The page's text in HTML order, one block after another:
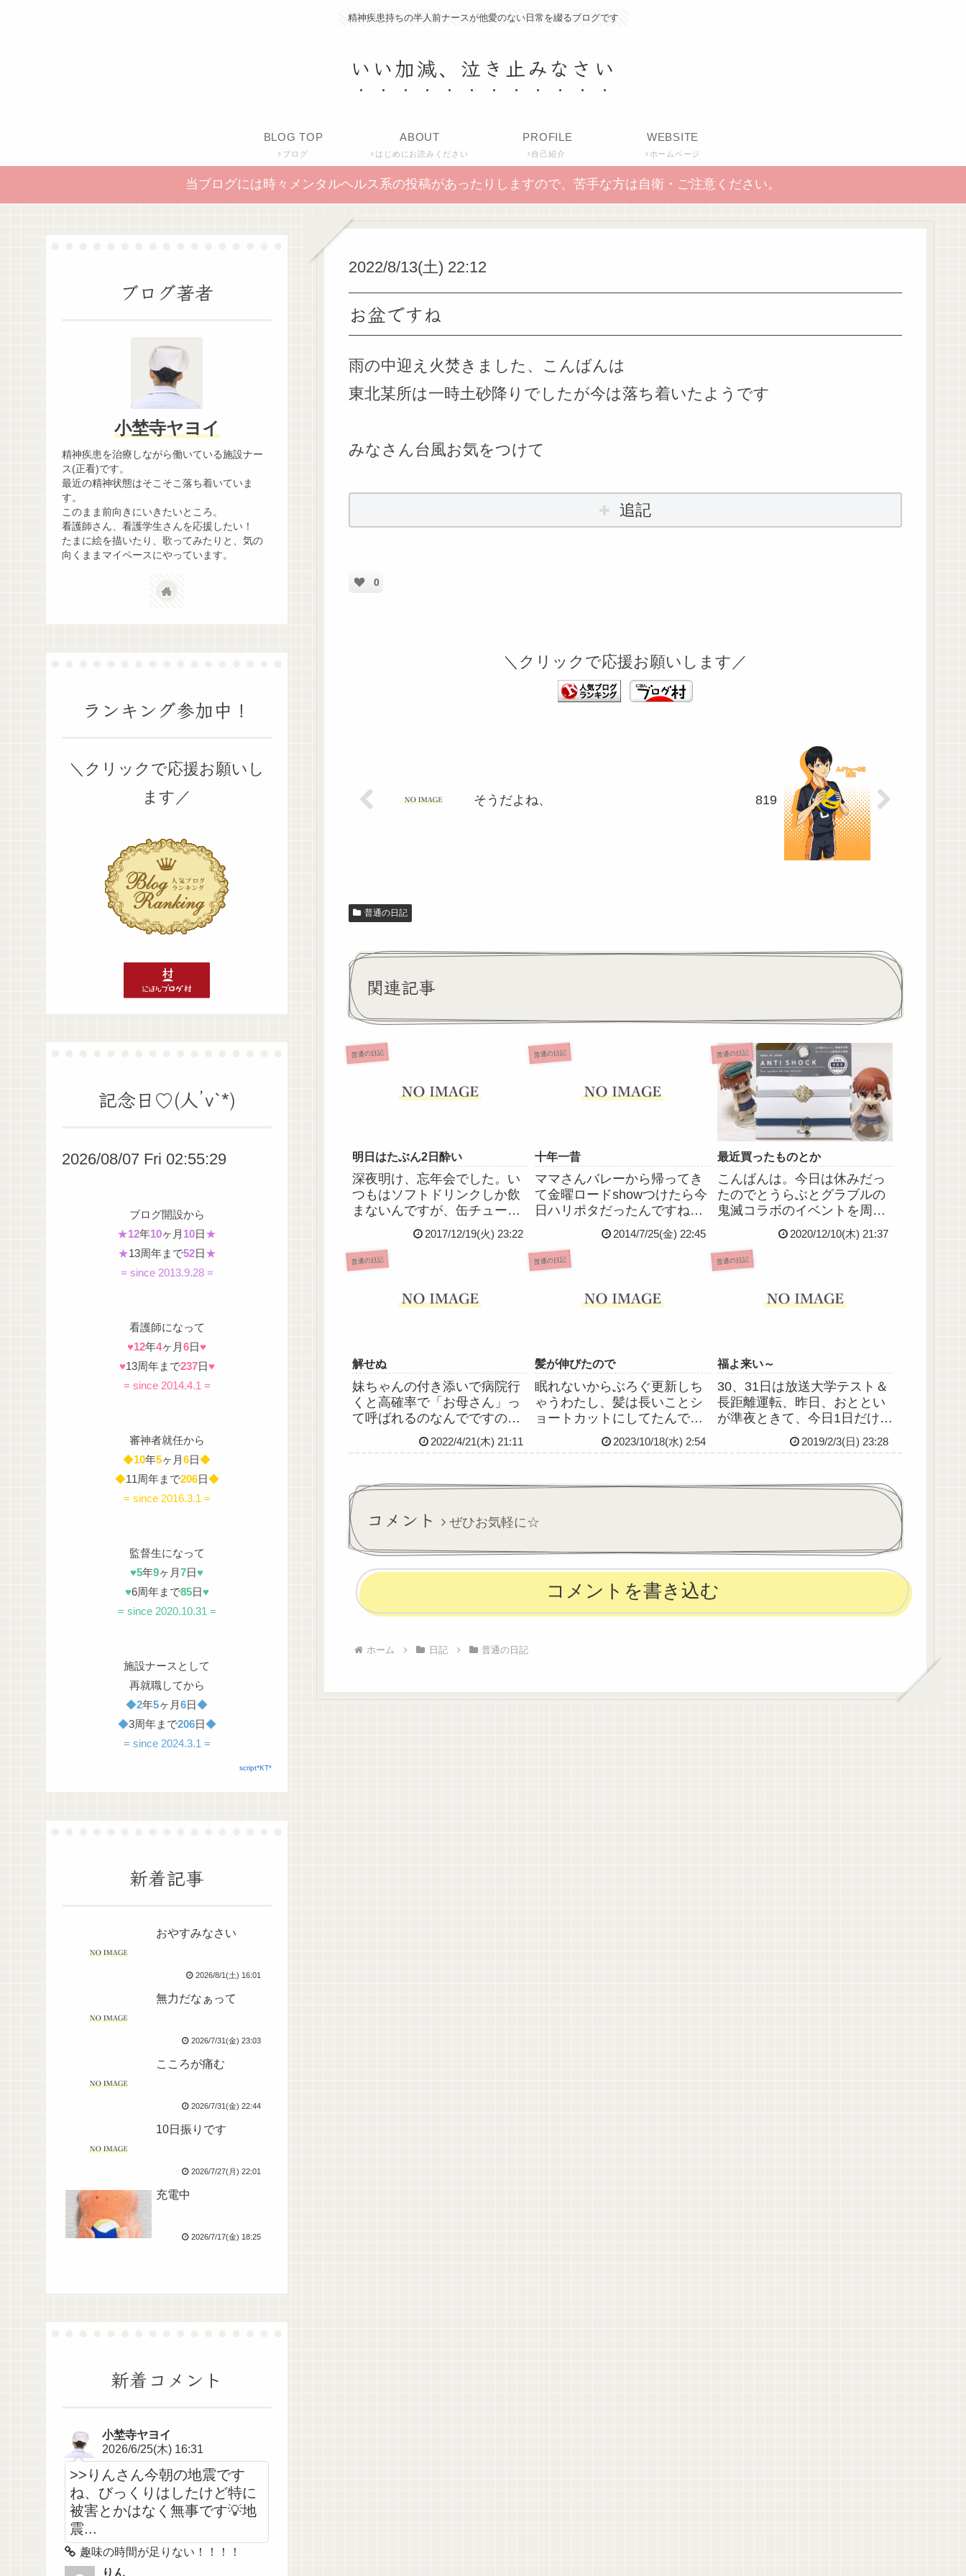
精神疾患持ちの半人前ナースが他愛のない日常を綴るブログです
いい加減、泣き止みなさい
BLOG TOP
ブログ
ABOUT
はじめにお読みください
PROFILE
自己紹介
WEBSITE
ホームページ
当ブログには時々メンタルヘルス系の投稿があったりしますので、苦手な方は自衛・ご注意ください。
2022/8/13(土) 22:12
お盆ですね
雨の中迎え火焚きました、こんばんは
東北某所は一時土砂降りでしたが今は落ち着いたようです
みなさん台風お気をつけて
追記
0
＼クリックで応援お願いします／
そうだよね、 819
普通の日記
関連記事
普通の日記
明日はたぶん2日酔い
深夜明け、忘年会でした。い
つもはソフトドリンクしか飲
まないんですが、缶チューハ
イが出てきたので、なんやか
かんやで4本飲んじゃって、だ
いぶハイになっていましたw
写真も何枚か撮ったので後ほ
どこの記事を再編集して載せ
たいと思います～。
2017/12/19(火) 23:22
普通の日記
十年一昔
ママさんバレーから帰ってき
て金曜ロードshowつけたら今
日ハリポタだったんですね。
賢者の石はもう何回も見てる
けど、やっぱ何度見ても面白
い！(´ω｀)けんしょー先生の
変声前の声もめっさかわい
い！(…と同時に、あれ演じて
たのが10年以上も前なの...
2014/7/25(金) 22:45
普通の日記
最近買ったものとか
こんばんは。今日は休みだっ
たのでとうらぶとグラブルの
鬼滅コラボのイベントを周回
していました(・ω・)善逸くん
が相変わらずうるさくておも
しろいです笑*最近買った小物
がかわいくて気に入ってるの
でちょっと紹介。ハンドメイ
ドのサシェ。見ての通りﾈｺ...
2020/12/10(木) 21:37
普通の日記
解せぬ
妹ちゃんの付き添いで病院行
くと高確率で「お母さん」っ
て呼ばれるのなんでですの😭
わたしが老けて見えるんです
かそうですか😭
2022/4/21(木) 21:11
普通の日記
髪が伸びたので
眠れないからぶろぐ更新しち
ゃうわたし、髪は長いことシ
ョートカットにしてたんです
が、2022年の4月に切っても
らったのを最後に転居を機に
と...
2023/10/18(水) 2:54
普通の日記
福よ来い～
30、31日は放送大学テスト＆
長距離運転、昨日、おととい
が準夜ときて、今日1日だけ休
み。疲れがたまりにたまって
たせいか、ずーっと寝て過ご
然とれてない( ´тωт` )明日の日
勤頑張れる気がしないよー！
2019/2/3(日) 23:28
コメント ぜひお気軽に☆
コメントを書き込む
ホーム 日記 普通の日記
ブログ著者
小埜寺ヤヨイ
精神疾患を治療しながら働いている施設ナー
ス(正看)です。
最近の精神状態はそこそこ落ち着いていま
す。
このまま前向きにいきたいところ。
看護師さん、看護学生さんを応援したい！
たまに絵を描いたり、歌ってみたりと、気の
向くままマイペースにやっています。
ランキング参加中！
＼クリックで応援お願いし
ます／
記念日♡(人’v`*)
2026/08/07 Fri 02:55:30
ブログ開設から
★12年10ヶ月 10日★
★13周年まで52日★
= since 2013.9.28 =
看護師になって
♥12年4ヶ月6日♥
♥13周年まで237日♥
= since 2014.4.1 =
審神者就任から
◆10年5ヶ月6日◆
◆11周年まで206日◆
= since 2016.3.1 =
監督生になって
♥5年9ヶ月7日♥
♥6周年まで85日♥
= since 2020.10.31 =
施設ナースとして
再就職してから
◆2年5ヶ月6日◆
◆3周年まで206日◆
= since 2024.3.1 =
script*KT*
新着記事
おやすみなさい
2026/8/1(土) 16:01
無力だなぁって
2026/7/31(金) 23:03
こころが痛む
2026/7/31(金) 22:44
10日振りです
2026/7/27(月) 22:01
充電中
2026/7/17(金) 18:25
新着コメント
小埜寺ヤヨイ
2026/6/25(木) 16:31
>>りんさん今朝の地震です
ね、びっくりはしたけど特に
被害とかはなく無事です💡地
震...
趣味の時間が足りない！！！！
りん